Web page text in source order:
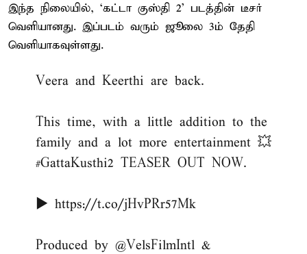
இந்த நிலையில், ‘கட்டா குஸ்தி 2’ படத்தின் டீசர்
வெளியானது. இப்படம் வரும் ஜூலை 3ம் தேதி
வெளியாகவுள்ளது.
Veera and Keerthi are back.
This time, with a little addition to the
family and a lot more entertainment 💥
#GattaKusthi2 TEASER OUT NOW.
▶️ https://t.co/jHvPRr57Mk
Produced by @VelsFilmIntl &